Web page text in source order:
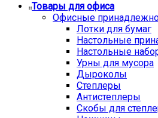
Товары для офиса
Офисные
Лотки для бумаг
Настольные
Настольные
Урны для мусора
Дыроколы
Степлеры
Антистеплеры
Скобы для